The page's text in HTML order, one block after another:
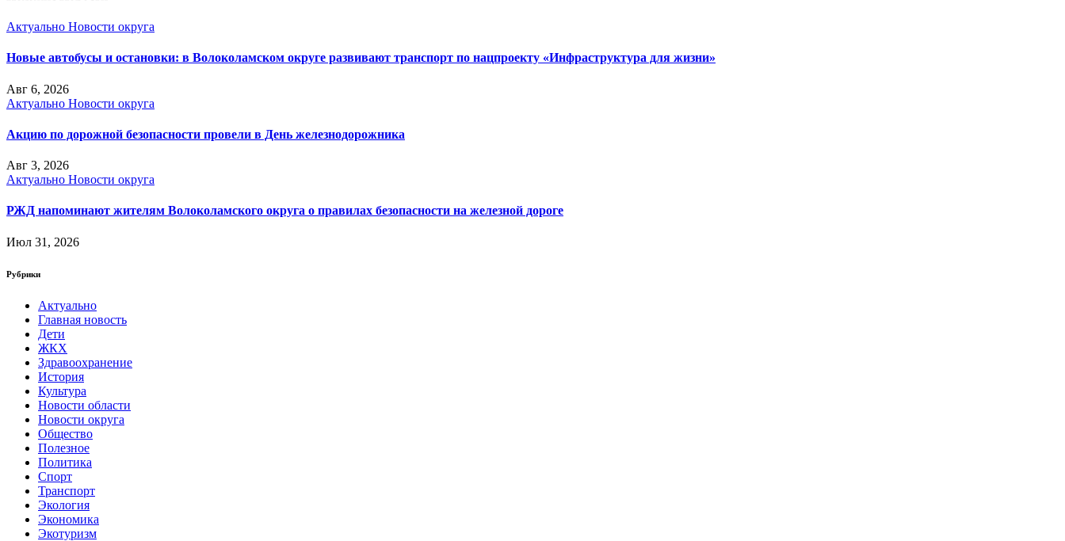
Актуально Новости округа
Новые автобусы и остановки: в Волоколамском округе развивают транспорт по нацпроекту «Инфраструктура для жизни»
Авг 6, 2026
Актуально Новости округа
Акцию по дорожной безопасности провели в День железнодорожника
Авг 3, 2026
Актуально Новости округа
РЖД напоминают жителям Волоколамского округа о правилах безопасности на железной дороге
Июл 31, 2026
Рубрики
Актуально
Главная новость
Дети
ЖКХ
Здравоохранение
История
Культура
Новости области
Новости округа
Общество
Полезное
Политика
Спорт
Транспорт
Экология
Экономика
Экотуризм